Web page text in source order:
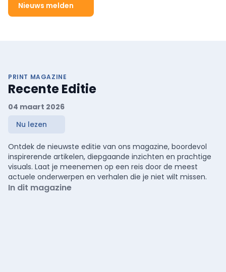
Nieuws melden
PRINT MAGAZINE
Recente Editie
04 maart 2026
Nu lezen
Ontdek de nieuwste editie van ons magazine, boordevol
inspirerende artikelen, diepgaande inzichten en prachtige
visuals. Laat je meenemen op een reis door de meest
actuele onderwerpen en verhalen die je niet wilt missen.
In dit magazine